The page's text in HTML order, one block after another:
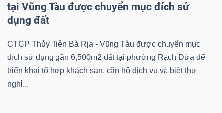
tại Vũng Tàu được chuyển mục đích sử
dụng đất
CTCP Thủy Tiên Bà Rịa - Vũng Tàu được chuyển mục
đích sử dụng gần 6,500m2 đất tại phường Rạch Dừa để
triển khai tổ hợp khách sạn, căn hộ dịch vụ và biệt thự
nghỉ...